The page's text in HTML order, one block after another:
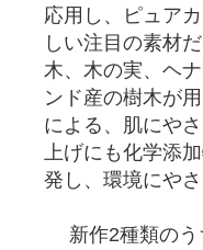
応用し、ピュア
しい注目の素材
木、木の実、ヘ
ンド産の樹木が
による、肌にや
上げにも化学添
発し、環境にや
新作2種類のう